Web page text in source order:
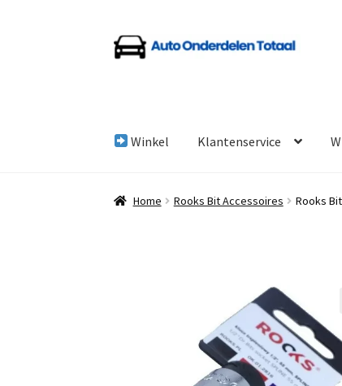
Ga
door
Ga
naar
Winkel Klantenservice
Home Algemene Voorwaarden Auto
Home Rooks Bit Accessoires Rooks